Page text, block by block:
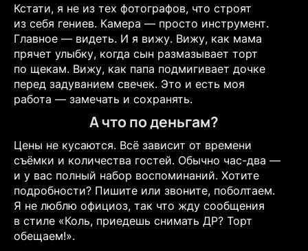
Кстати, я не из тех фотографов, что строят
из себя гениев. Камера — просто инструмент.
Главное — видеть. И я вижу. Вижу, как мама
прячет улыбку, когда сын размазывает торт
по щекам. Вижу, как папа подмигивает дочке
перед задуванием свечек. Это и есть моя
работа — замечать и сохранять.
А что по деньгам?
Цены не кусаются. Всё зависит от времени
съёмки и количества гостей. Обычно час-два —
и у вас полный набор воспоминаний. Хотите
подробности? Пишите или звоните, поболтаем.
Я не люблю официоз, так что жду сообщения
в стиле «Коль, приедешь снимать ДР? Торт
обещаем!».